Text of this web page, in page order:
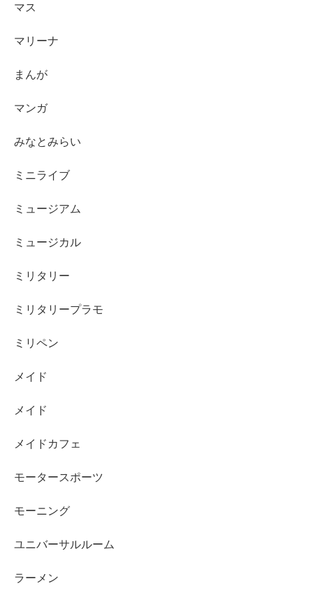
マス
マリーナ
まんが
マンガ
みなとみらい
ミニライブ
ミュージアム
ミュージカル
ミリタリー
ミリタリープラモ
ミリペン
メイド
メイド
メイドカフェ
モータースポーツ
モーニング
ユニバーサルルーム
ラーメン